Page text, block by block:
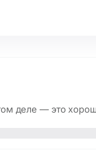
деле — это